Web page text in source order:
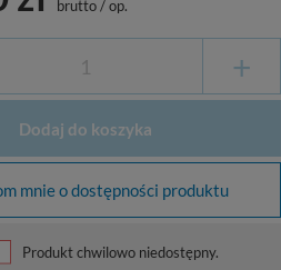
brutto/op.
+
Dodaj do koszyka
mnie o dostępności produktu
Produkt chwilowo niedostępny.